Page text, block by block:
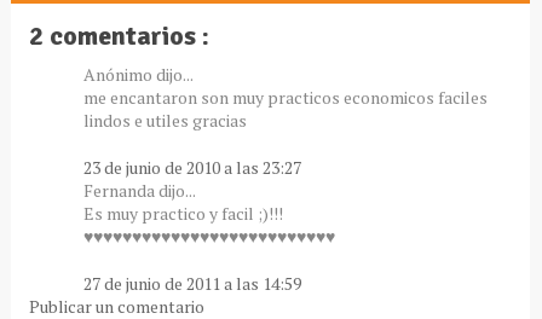
2 comentarios :
Anónimo dijo...
me encantaron son muy practicos economicos faciles
lindos e utiles gracias
23 de junio de 2010 a las 23:27
Fernanda dijo...
Es muy practico y facil ;)!!!
♥♥♥♥♥♥♥♥♥♥♥♥♥♥♥♥♥♥♥♥♥♥♥♥♥♥
27 de junio de 2011 a las 14:59
Publicar un comentario